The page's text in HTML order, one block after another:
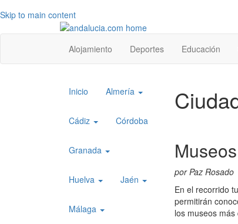
Skip to main content
Top
level
menu
Alojamiento Deportes Educación
Museos
por Paz Rosado
En el recorrido
permitirán
los museos
Top
menu
1
Inicio Almería
Cádiz Córdoba
Granada
Huelva Jaén
Málaga